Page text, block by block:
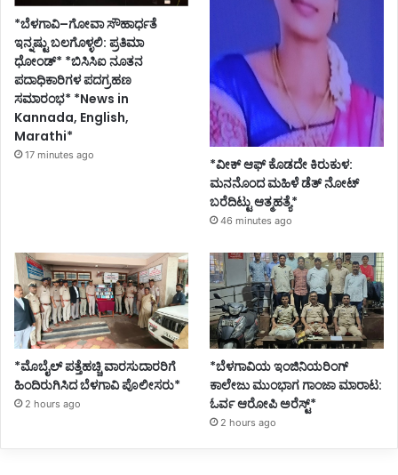
*ಬೆಳಗಾವಿ–ಗೋವಾ ಸೌಹಾರ್ಧತೆ
ಇನ್ನಷ್ಟು ಬಲಗೊಳ್ಳಲಿ: ಪ್ರತಿಮಾ
ಧೋಂಡ್* *ಬಿಸಿಸಿಐ ನೂತನ
ಪದಾಧಿಕಾರಿಗಳ ಪದಗ್ರಹಣ
ಸಮಾರಂಭ* *News in
Kannada, English,
Marathi*
17 minutes ago
*ವೀಕ್ ಆಫ್ ಕೊಡದೇ ಕಿರುಕುಳ:
ಮನನೊಂದ ಮಹಿಳೆ ಡೆತ್ ನೋಟ್
ಬರೆದಿಟ್ಟು ಆತ್ಮಹತ್ಯೆ*
46 minutes ago
*ಮೊಬೈಲ್ ಪತ್ತೆಹಚ್ಚಿ ವಾರಸುದಾರರಿಗೆ
ಹಿಂದಿರುಗಿಸಿದ ಬೆಳಗಾವಿ ಪೊಲೀಸರು*
2 hours ago
*ಬೆಳಗಾವಿಯ ಇಂಜಿನಿಯರಿಂಗ್‌
ಕಾಲೇಜು ಮುಂಭಾಗ ಗಾಂಜಾ ಮಾರಾಟ:
ಓರ್ವ ಆರೋಪಿ ಅರೆಸ್ಟ್*
2 hours ago